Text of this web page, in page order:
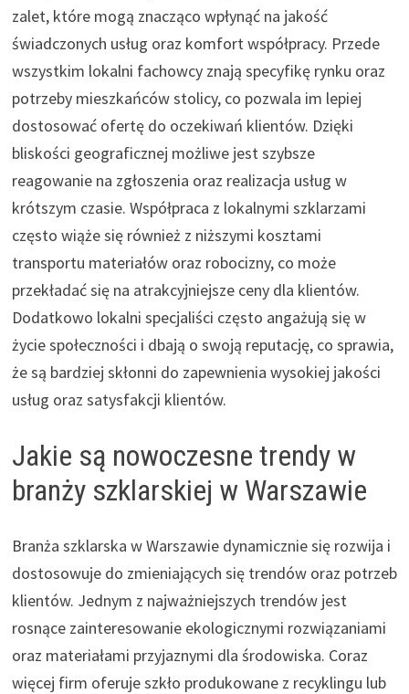
zalet, które mogą znacząco wpłynąć na jakość
świadczonych usług oraz komfort współpracy. Przede
wszystkim lokalni fachowcy znają specyfikę rynku oraz
potrzeby mieszkańców stolicy, co pozwala im lepiej
dostosować ofertę do oczekiwań klientów. Dzięki
bliskości geograficznej możliwe jest szybsze
reagowanie na zgłoszenia oraz realizacja usług w
krótszym czasie. Współpraca z lokalnymi szklarzami
często wiąże się również z niższymi kosztami
transportu materiałów oraz robocizny, co może
przekładać się na atrakcyjniejsze ceny dla klientów.
Dodatkowo lokalni specjaliści często angażują się w
życie społeczności i dbają o swoją reputację, co sprawia,
że są bardziej skłonni do zapewnienia wysokiej jakości
usług oraz satysfakcji klientów.
Jakie są nowoczesne trendy w
branży szklarskiej w Warszawie
Branża szklarska w Warszawie dynamicznie się rozwija i
dostosowuje do zmieniających się trendów oraz potrzeb
klientów. Jednym z najważniejszych trendów jest
rosnące zainteresowanie ekologicznymi rozwiązaniami
oraz materiałami przyjaznymi dla środowiska. Coraz
więcej firm oferuje szkło produkowane z recyklingu lub